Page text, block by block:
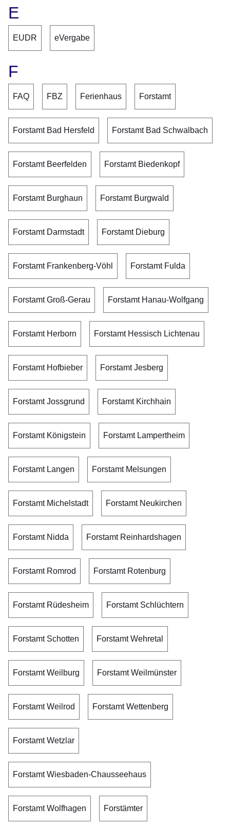
E
EUDR eVergabe
F
FAQ FBZ Ferienhaus Forstamt
Forstamt Bad Hersfeld Forstamt Bad Schwalbach
Forstamt Beerfelden Forstamt Biedenkopf
Forstamt Burghaun Forstamt Burgwald
Forstamt Darmstadt Forstamt Dieburg
Forstamt Frankenberg-Vöhl Forstamt Fulda
Forstamt Groß-Gerau Forstamt Hanau-Wolfgang
Forstamt Herborn Forstamt Hessisch Lichtenau
Forstamt Hofbieber Forstamt Jesberg
Forstamt Jossgrund Forstamt Kirchhain
Forstamt Königstein Forstamt Lampertheim
Forstamt Langen Forstamt Melsungen
Forstamt Michelstadt Forstamt Neukirchen
Forstamt Nidda Forstamt Reinhardshagen
Forstamt Romrod Forstamt Rotenburg
Forstamt Rüdesheim Forstamt Schlüchtern
Forstamt Schotten Forstamt Wehretal
Forstamt Weilburg Forstamt Weilmünster
Forstamt Weilrod Forstamt Wettenberg
Forstamt Wetzlar
Forstamt Wiesbaden-Chausseehaus
Forstamt Wolfhagen Forstämter